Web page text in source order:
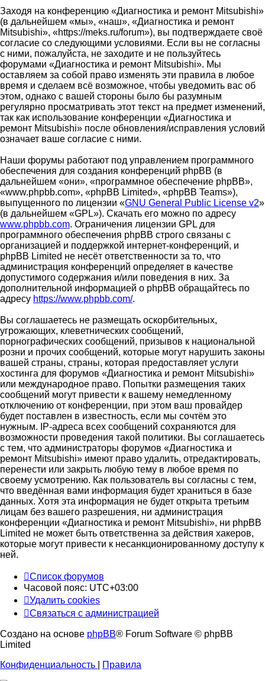
Заходя на конференцию «Диагностика и ремонт Mitsubishi»
(в дальнейшем «мы», «наш», «Диагностика и ремонт
Mitsubishi», «https://meks.ru/forum»), вы подтверждаете своё
согласие со следующими условиями. Если вы не согласны
с ними, пожалуйста, не заходите и не пользуйтесь
форумами «Диагностика и ремонт Mitsubishi». Мы
оставляем за собой право изменять эти правила в любое
время и сделаем всё возможное, чтобы уведомить вас об
этом, однако с вашей стороны было бы разумным
регулярно просматривать этот текст на предмет изменений,
так как использование конференции «Диагностика и
ремонт Mitsubishi» после обновления/исправления условий
означает ваше согласие с ними.
Наши форумы работают под управлением программного
обеспечения для создания конференций phpBB (в
дальнейшем «они», «программное обеспечение phpBB»,
«www.phpbb.com», «phpBB Limited», «phpBB Teams»),
выпущенного по лицензии «GNU General Public License v2»
(в дальнейшем «GPL»). Скачать его можно по адресу
www.phpbb.com. Ограничения лицензии GPL для
программного обеспечения phpBB строго связаны с
организацией и поддержкой интернет-конференций, и
phpBB Limited не несёт ответственности за то, что
администрация конференций определяет в качестве
допустимого содержания и/или поведения в них. За
дополнительной информацией о phpBB обращайтесь по
адресу https://www.phpbb.com/.
Вы соглашаетесь не размещать оскорбительных,
угрожающих, клеветнических сообщений,
порнографических сообщений, призывов к национальной
розни и прочих сообщений, которые могут нарушить законы
вашей страны, страны, которая предоставляет услуги
хостинга для форумов «Диагностика и ремонт Mitsubishi»
или международное право. Попытки размещения таких
сообщений могут привести к вашему немедленному
отключению от конференции, при этом ваш провайдер
будет поставлен в известность, если мы сочтём это
нужным. IP-адреса всех сообщений сохраняются для
возможности проведения такой политики. Вы соглашаетесь
с тем, что администраторы форумов «Диагностика и
ремонт Mitsubishi» имеют право удалить, отредактировать,
перенести или закрыть любую тему в любое время по
своему усмотрению. Как пользователь вы согласны с тем,
что введённая вами информация будет храниться в базе
данных. Хотя эта информация не будет открыта третьим
лицам без вашего разрешения, ни администрация
конференции «Диагностика и ремонт Mitsubishi», ни phpBB
Limited не может быть ответственна за действия хакеров,
которые могут привести к несанкционированному доступу к
ней.
Список форумов
Часовой пояс: UTC+03:00
Удалить cookies
Связаться с администрацией
Создано на основе phpBB® Forum Software © phpBB
Limited
Конфиденциальность
Правила